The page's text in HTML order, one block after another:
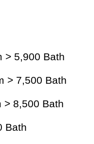
> 5,900 Bath
> 7,500 Bath
> 8,500 Bath
Bath